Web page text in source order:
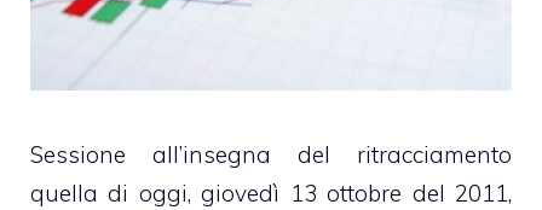
Sessione all’insegna del ritracciamento
quella di oggi, giovedì 13 ottobre del 2011,